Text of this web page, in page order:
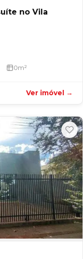
no Vila
0m²
Ver imóvel →